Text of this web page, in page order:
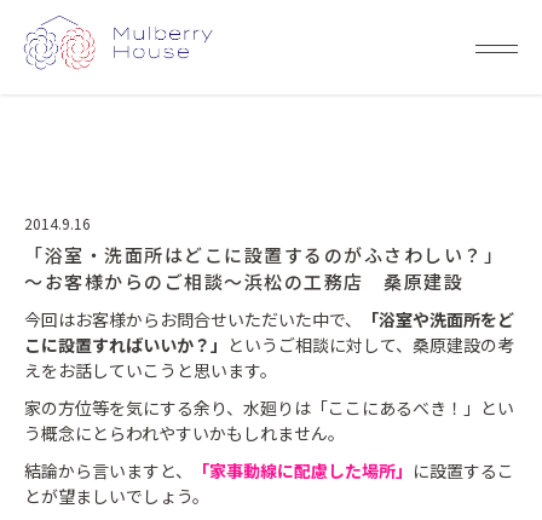
2014.9.16
「浴室・洗面所はどこに設置するのがふさわしい？」
～お客様からのご相談～浜松の工務店 桑原建設
今回はお客様からお問合せいただいた中で、
「浴室や洗面所をど
こに設置すればいいか？」 というご相談に対して、桑原建設の考
えをお話していこうと思います。
家の方位等を気にする余り、水廻りは「ここにあるべき！」とい
う概念にとらわれやすいかもしれません。
結論から言いますと、
「家事動線に配慮した場所」 に設置するこ
とが望ましいでしょう。